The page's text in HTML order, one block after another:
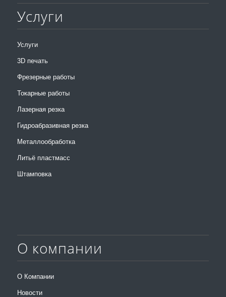
Услуги
Услуги
3D печать
Фрезерные работы
Токарные работы
Лазерная резка
Гидроабразивная резка
Металлообработка
Литьё пластмасс
Штамповка
О компании
О Компании
Новости